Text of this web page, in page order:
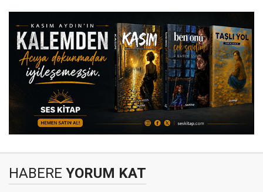
HABERE YORUM KAT